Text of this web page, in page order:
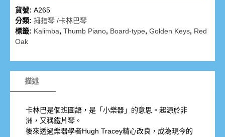
貨號: A265
分類: 拇指琴 /卡林巴琴
標籤: Kalimba, Thumb Piano, Board-type, Golden Keys, Red
Oak
描述
卡林巴是個班圖語，是「小樂器」的意思。起源於非
洲，又稱鐵片琴。
後來透過樂器學者Hugh Tracey精心改良，成為現今的